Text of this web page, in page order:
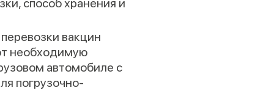
способ хранения и
вакцин
необходимую
автомобиле с
погрузочно-